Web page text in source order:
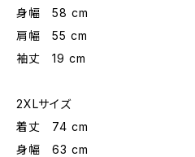
身幅 58 cm
肩幅 55 cm
袖丈 19 cm
2XLサイズ
着丈 74 cm
身幅 63 cm